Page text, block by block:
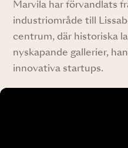
Marvila har förvandlats
industriområde till
centrum, där historiska
nyskapande gallerier,
innovativa startups.